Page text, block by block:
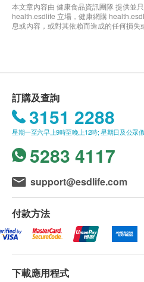
本文章內容由 健康食品資訊團隊 提供並
health.esdlife 立場，健康網購
息或內容，或對其依賴而造成的任何損失
訂購及查詢
3151 2288
星期一至六早上9時至晚上12時; 星期日及公眾
5283 4117
support@esdlife.com
付款方法
下載應用程式